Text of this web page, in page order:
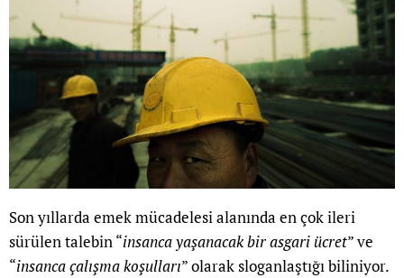
Son yıllarda emek mücadelesi alanında en çok ileri
sürülen talebin “insanca yaşanacak bir asgari ücret” ve
“insanca çalışma koşulları” olarak sloganlaştığı biliniyor.